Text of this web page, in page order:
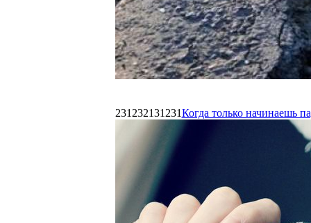
231232131231Когда только начинаешь